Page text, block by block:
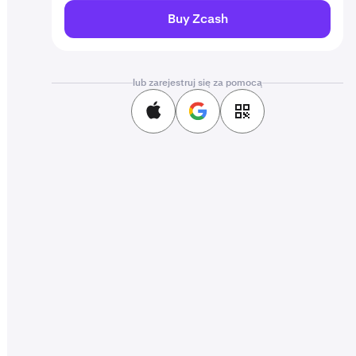
Buy Zcash
lub zarejestruj się za pomocą